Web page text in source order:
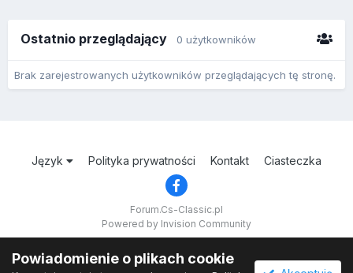
Ostatnio przeglądający 0 użytkowników
Brak zarejestrowanych użytkowników przeglądających tę stronę.
Język Polityka prywatności Kontakt Ciasteczka
Forum.Cs-Classic.pl
Powered by Invision Community
Powiadomienie o plikach cookie